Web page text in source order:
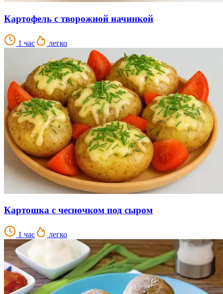
Картофель с творожной начинкой
1 час легко
Картошка с чесночком под сыром
1 час легко